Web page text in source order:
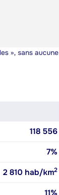
», sans aucune
118 556
7%
2 810 hab/km2
11%